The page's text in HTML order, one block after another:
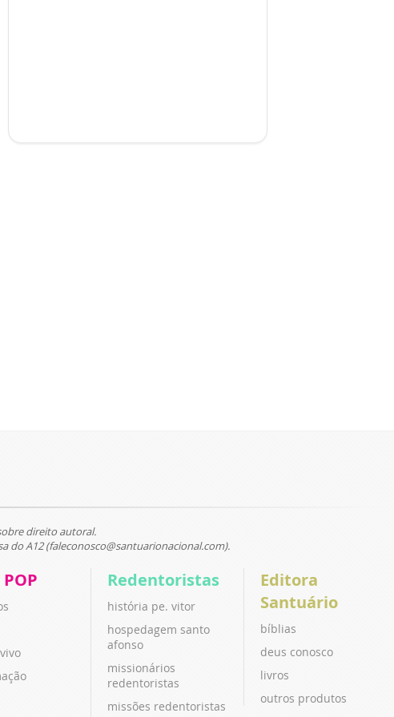
direito autoral.
do A12 (faleconosco@santuarionacional.com).
Redentoristas
história pe. vitor
hospedagem santo
afonso
missionários
redentoristas
missões redentoristas
Editora
Santuário
bíblias
deus conosco
livros
outros produtos